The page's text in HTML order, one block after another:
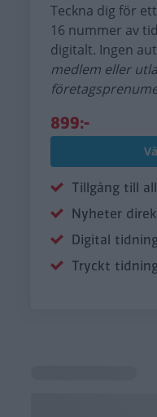
Teckna dig för
16 nummer av
digitalt. Ingen
medlem eller
899:-
Tillgång till
Nyheter
Digital
Tryckt